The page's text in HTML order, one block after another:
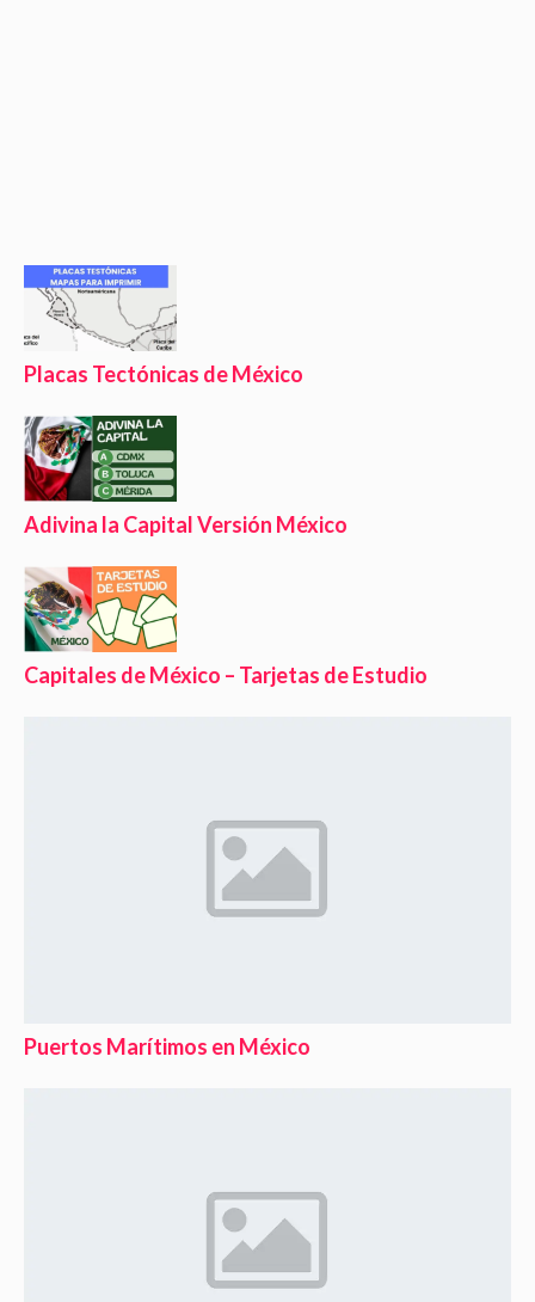
Placas Tectónicas de México
Adivina la Capital Versión México
Capitales de México – Tarjetas de Estudio
Puertos Marítimos en México